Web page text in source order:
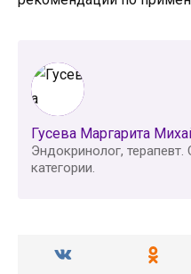
Гусева Маргарита
Эндокринолог,
категории.